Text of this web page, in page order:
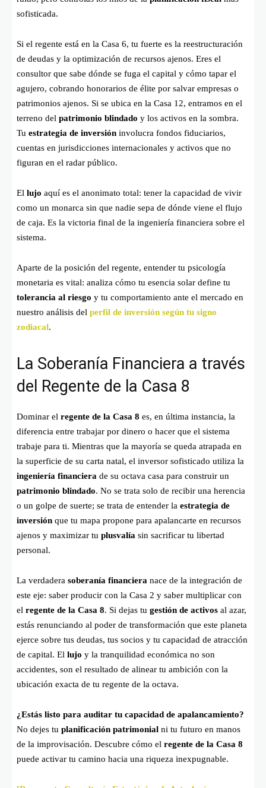
sofisticada.
Si el regente está en la Casa 6, tu fuerte es la reestructuración
de deudas y la optimización de recursos ajenos. Eres el
consultor que sabe dónde se fuga el capital y cómo tapar el
agujero, cobrando honorarios de élite por salvar empresas o
patrimonios ajenos. Si se ubica en la Casa 12, entramos en el
terreno del patrimonio blindado y los activos en la sombra.
Tu estrategia de inversión involucra fondos fiduciarios,
cuentas en jurisdicciones internacionales y activos que no
figuran en el radar público.
El lujo aquí es el anonimato total: tener la capacidad de vivir
como un monarca sin que nadie sepa de dónde viene el flujo
de caja. Es la victoria final de la ingeniería financiera sobre el
sistema.
Aparte de la posición del regente, entender tu psicología
monetaria es vital: analiza cómo tu esencia solar define tu
tolerancia al riesgo y tu comportamiento ante el mercado en
nuestro análisis del perfil de inversión según tu signo
zodiacal.
La Soberanía Financiera a través
del Regente de la Casa 8
Dominar el regente de la Casa 8 es, en última instancia, la
diferencia entre trabajar por dinero o hacer que el sistema
trabaje para ti. Mientras que la mayoría se queda atrapada en
la superficie de su carta natal, el inversor sofisticado utiliza la
ingeniería financiera de su octava casa para construir un
patrimonio blindado. No se trata solo de recibir una herencia
o un golpe de suerte; se trata de entender la estrategia de
inversión que tu mapa propone para apalancarte en recursos
ajenos y maximizar tu plusvalía sin sacrificar tu libertad
personal.
La verdadera soberanía financiera nace de la integración de
este eje: saber producir con la Casa 2 y saber multiplicar con
el regente de la Casa 8. Si dejas tu gestión de activos al azar,
estás renunciando al poder de transformación que este planeta
ejerce sobre tus deudas, tus socios y tu capacidad de atracción
de capital. El lujo y la tranquilidad económica no son
accidentes, son el resultado de alinear tu ambición con la
ubicación exacta de tu regente de la octava.
¿Estás listo para auditar tu capacidad de apalancamiento?
No dejes tu planificación patrimonial ni tu futuro en manos
de la improvisación. Descubre cómo el regente de la Casa 8
puede activar tu camino hacia una riqueza inexpugnable.